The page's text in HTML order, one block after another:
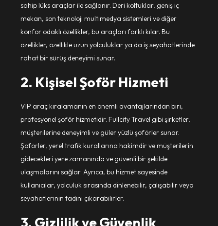
sahip lüks araçlar ile sağlanır. Deri koltuklar, geniş iç
mekan, son teknoloji multimedya sistemleri ve diğer
konfor odaklı özellikler, bu araçları farklı kılar. Bu
özellikler, özellikle uzun yolculuklar ya da iş seyahatlerinde
rahat bir sürüş deneyimi sunar.
2. Kişisel Şoför Hizmeti
VIP araç kiralamanın en önemli avantajlarından biri,
profesyonel şoför hizmetidir. Fullcity Travel gibi şirketler,
müşterilerine deneyimli ve güler yüzlü şoförler sunar.
Şoförler, yerel trafik kurallarına hakimdir ve müşterilerin
gidecekleri yere zamanında ve güvenli bir şekilde
ulaşmalarını sağlar. Ayrıca, bu hizmet sayesinde
kullanıcılar, yolculuk sırasında dinlenebilir, çalışabilir veya
seyahatlerinin tadını çıkarabilirler.
3. Gizlilik ve Güvenlik